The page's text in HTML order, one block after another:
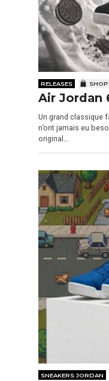
RELEASES
Air Jordan
Un grand classique
n’ont jamais eu
original…
SNEAKERS JORDAN